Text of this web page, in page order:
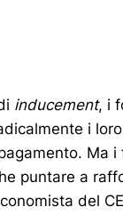
inducement, i
i
Ma
puntare a
del